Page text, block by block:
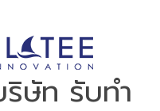
ษัท รับทำ